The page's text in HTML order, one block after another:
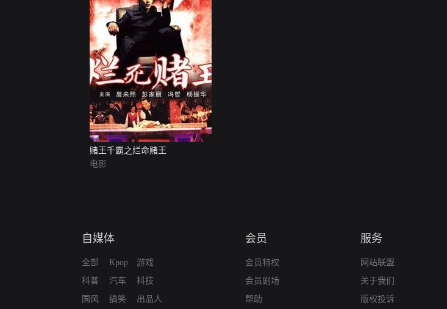
赌王千霸之烂命赌王
电影
自媒体
全部
科普
国风
Kpop
汽车
搞笑
游戏
科技
出品人
会员
会员特权
会员剧场
帮助
服务
网站联盟
关于我们
版权投诉